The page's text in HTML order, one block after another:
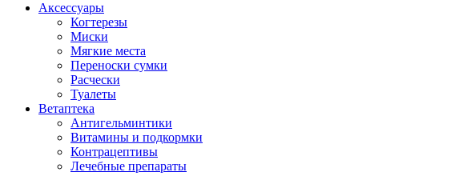
Аксессуары
Когтерезы
Миски
Мягкие места
Переноски сумки
Расчески
Туалеты
Ветаптека
Антигельминтики
Витамины и подкормки
Контрацептивы
Лечебные препараты